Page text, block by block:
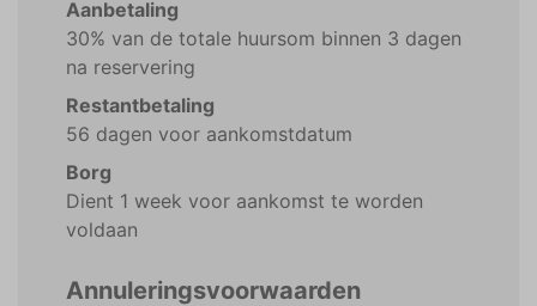
Aanbetaling
30% van de totale huursom binnen 3 dagen
na reservering
Restantbetaling
56 dagen voor aankomstdatum
Borg
Dient 1 week voor aankomst te worden
voldaan
Annuleringsvoorwaarden